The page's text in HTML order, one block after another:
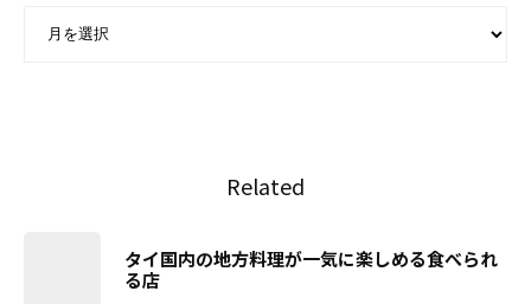
Related
タイ国内の地方料理が一気に楽しめる食べられ
る店